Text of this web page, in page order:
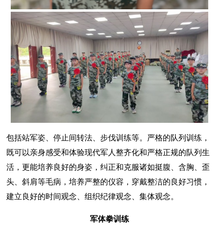
包括站军姿、停止间转法、步伐训练等。严格的队列训练，
既可以亲身感受和体验现代军人整齐化和严格正规的队列生
活，更能培养良好的身姿，纠正和克服诸如挺腹、含胸、歪
头、斜肩等毛病，培养严整的仪容，穿戴整洁的良好习惯，
建立良好的时间观念、组织纪律观念、集体观念。
军体拳训练